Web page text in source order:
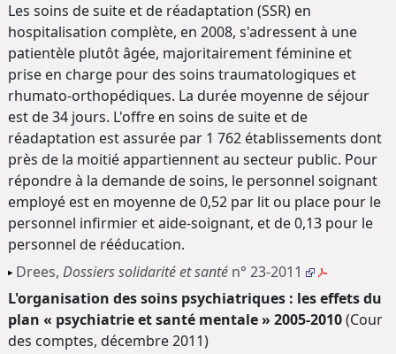
Les soins de suite et de réadaptation (SSR) en
hospitalisation complète, en 2008, s'adressent à une
patientèle plutôt âgée, majoritairement féminine et
prise en charge pour des soins traumatologiques et
rhumato-orthopédiques. La durée moyenne de séjour
est de 34 jours. L'offre en soins de suite et de
réadaptation est assurée par 1 762 établissements dont
près de la moitié appartiennent au secteur public. Pour
répondre à la demande de soins, le personnel soignant
employé est en moyenne de 0,52 par lit ou place pour le
personnel infirmier et aide-soignant, et de 0,13 pour le
personnel de rééducation.
Drees, Dossiers solidarité et santé n° 23-2011
L'organisation des soins psychiatriques : les effets du
plan « psychiatrie et santé mentale » 2005-2010(Cour
des comptes, décembre 2011)